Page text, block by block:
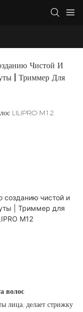
Чистой И
| Триммер Для
LILIPRO M12
волос
лица, делает стрижку